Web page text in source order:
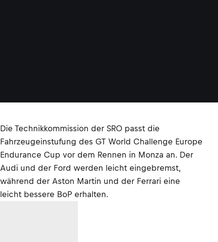
Die Technikkommission der SRO passt die
Fahrzeugeinstufung des GT World Challenge Europe
Endurance Cup vor dem Rennen in Monza an. Der
Audi und der Ford werden leicht eingebremst,
während der Aston Martin und der Ferrari eine
leicht bessere BoP erhalten.